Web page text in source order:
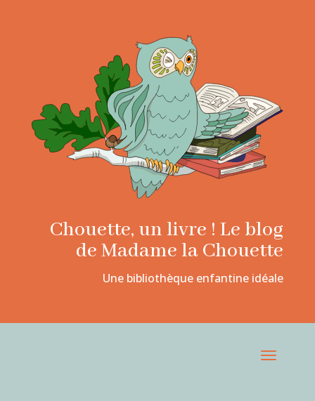
Chouette, un livre ! Le blog
de Madame la Chouette
Une bibliothèque enfantine idéale